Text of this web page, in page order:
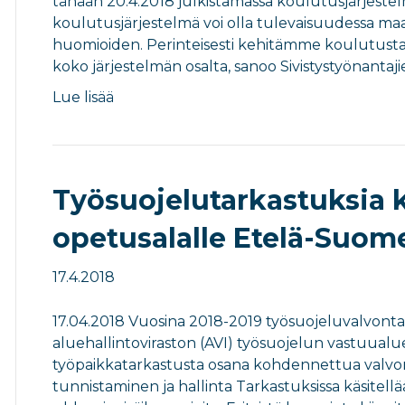
koulutusjärjestelmä voi olla tulevaisuudessa
huomioiden. Perinteisesti kehitämme
koko järjestelmän osalta, sanoo
Lue lisää
Työsuojelutarkastuksia
opetusalalle Etelä-
17.4.2018
17.04.2018 Vuosina 2018-2019
aluehallintoviraston (AVI) työsuojelun
työpaikkatarkastusta osana kohdennettua
tunnistaminen ja hallinta Tarkastuksissa